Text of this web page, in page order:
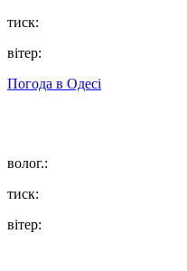
тиск:
вітер:
Погода в Одесі
волог.:
тиск:
вітер: